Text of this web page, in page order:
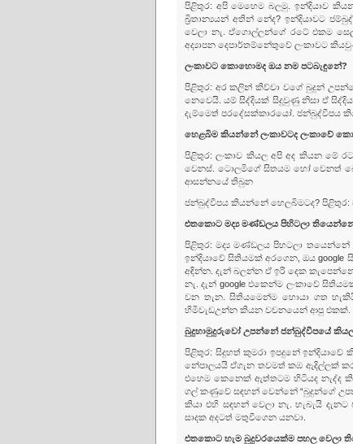
පිළිතුර: අපි මෙහෙම බලමු. ඉන්දියාව
බ්‍රිතාන්‍යයන් අතින් නේද? ඉන්දියාවට
වෙලා නැ. ඒගොල්ලන්ගේ රටේ එකම
අද්‍යාපන දෙපාර්තම්නේතුවේ ලංකාවට
ලංකාවට කොහොමද ඔය නම පටබැඳුනේ?
පිළිතුර: අර කලින් කිව්වා වගේ බුදුන්
නෙවෙයි. යම් සිද්දියක් සිදුවුණු නිසා ඒ
දැම්මෙත් පරදේසක්කාරයෝ. ජන්බුද්වීපය
හෙළබිම කියන්නේ ලංකාවටද ලංකාවේ
පිළිතුර: ලංකාව කියල අපි අද කියන මේ
වෙනස්. ටොලමිගේ සිතයම හෝ වෙනත්
ආසන්නයේ තිබුන
ජන්බුද්වීපය කියන්නේ හෙලබිමටද? පිළිතුර:
එතකොට මද්‍ය මණ්ඩලය පිහිටලා තියෙන්නේ
පිළිතුර: මද්‍ය මණ්ඩලය පිහටලා
ඉන්දියාවේ සිතියමක් අරගෙන, ඔය
අඳින්න. දැන් බලන්න ඒ ඉරි දෙක
නැ. දැන් google එකෙන්ම ලංකාවේ
වන තැන. සිතියමෙන්ම හොයා ගත
හිමිවැඩඋන්න කියන වචනයෙන් ආපු එකක්.
බුදුහාමුදුරුවෝ උපන්නේ ජන්බුද්වීපයේ
පිළිතුර: සිදුහත් කුමරා ඉපදුනේ
නේපාලයයි ඒගැන තවමත් කඹ ඇදිල්ලක්
එහෙම කෙනෙක් ඇත්තටම හිටියද නැද්ද
ගල් කණුවේ සඳහන් වෙන්නේ “බුදුන්ගේ
කියා එහි සඳහන් වෙලා නැ. හැබැයි
සාදක අදටත් මතුවීගෙන යනවා.
එතකොට හැම බුදුවරයෙක්ම පහල වෙලා